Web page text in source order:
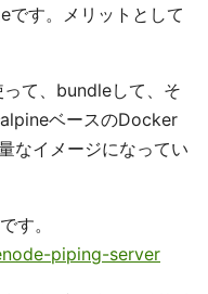
publishされるよう
らしています。
ます。